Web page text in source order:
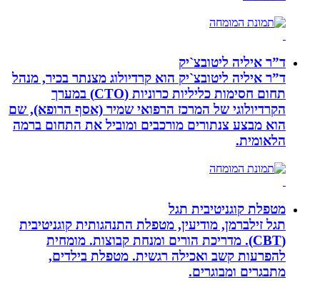
ד”ר איליה ליטובצ`יק
ד”ר איליה ליטובצ`יק הוא קרדיולוג מצנתר בכיר, מנהל
תחום חסימות כליליות כרוניות (CTO) במערך
הקרדיולוגי של המרכז הרפואי שמיר (אסף הרופא), שם
הוא מבצע צנתורים מורכבים ומוביל את התחום ברמה
הלאומית.
מטפלת קוגניטיבית תגל
תגל זילברמן, מודיעין, מטפלת התנהגותית קוגניטיבית
(CBT). מדריכת הורים ומנחת קבוצות. מומחית
להפרעות קשב ואכילה רגשית. מטפלת בילדים,
מתבגרים ומבוגרים.